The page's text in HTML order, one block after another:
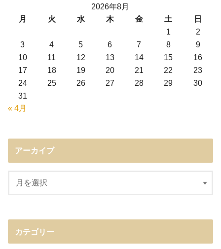
2026年8月
月
火 水 木 金 土
日
1
2
3
4 5 6 7 8
9
10
11 12 13 14 15
16
17
18 19 20 21 22
23
24
25 26 27 28 29
30
31
« 4月
アーカイブ
カテゴリー